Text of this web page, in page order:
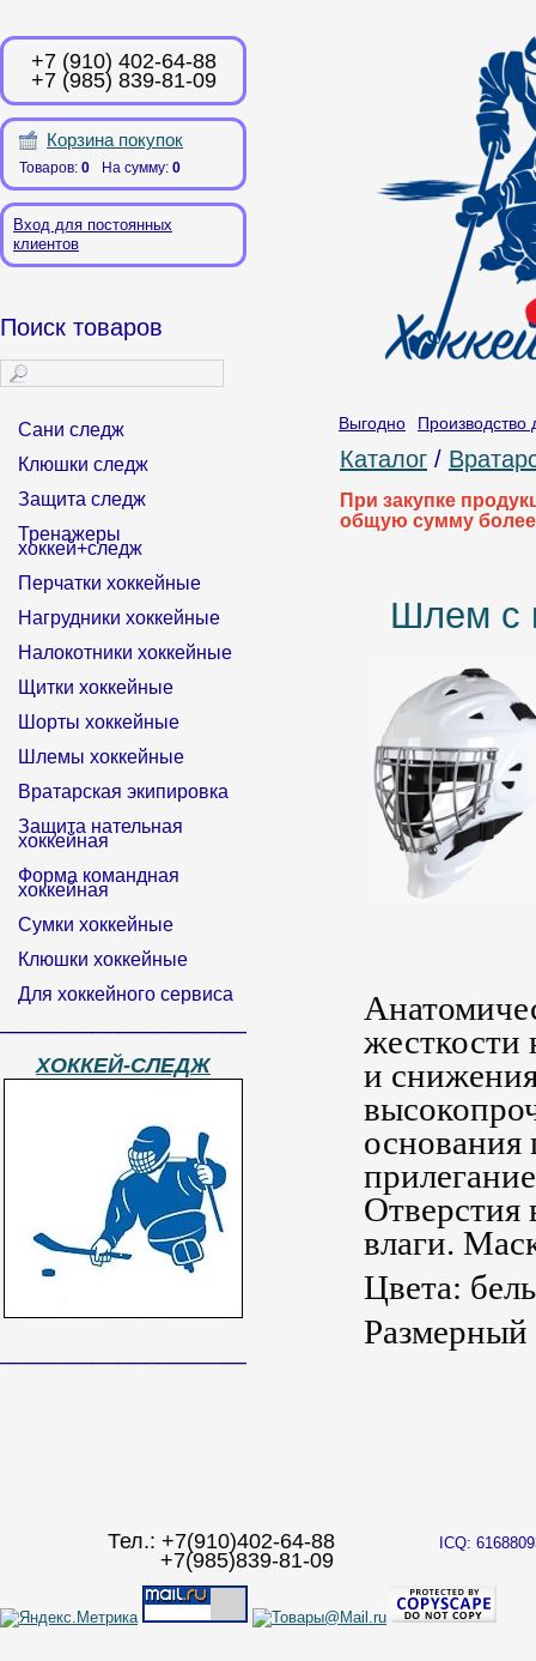
+7 (910) 402-64-88
+7 (985) 839-81-09
Корзина покупок
Товаров: 0 На сумму: 0
Вход для постоянных
клиентов
Выгодно Производство
Поиск товаров
Сани следж
Клюшки следж
Защита следж
Тренажеры
хоккей+следж
Перчатки хоккейные
Нагрудники хоккейные
Налокотники хоккейные
Щитки хоккейные
Шорты хоккейные
Шлемы хоккейные
Вратарская экипировка
Защита нательная
хоккейная
Форма командная
хоккейная
Сумки хоккейные
Клюшки хоккейные
Для хоккейного сервиса
______________________________
ХОККЕЙ-СЛЕДЖ
______________________________
Каталог /
При закупке
общую сумму более
Шлем с
жесткости
и
основания
Отверстия
влаги.
Цвета:
Тел.: +7(910)402-64-88
+7(985)839-81-09
ICQ: